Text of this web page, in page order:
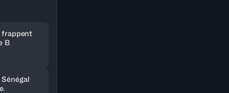
frappent
B